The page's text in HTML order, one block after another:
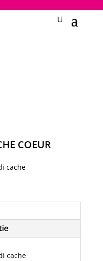
COEUR
cache
cache